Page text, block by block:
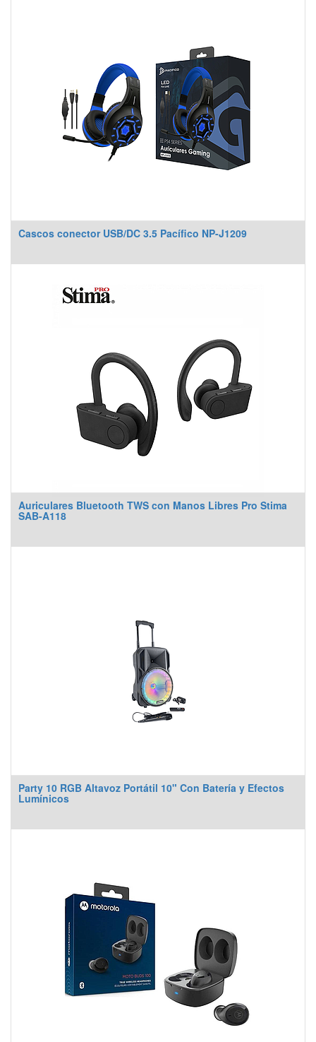
Cascos conector USB/DC 3.5 Pacífico NP-J1209
Auriculares Bluetooth TWS con Manos Libres Pro Stima
SAB-A118
Party 10 RGB Altavoz Portátil 10" Con Batería y Efectos
Lumínicos